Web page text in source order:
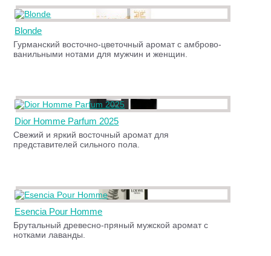
Blonde
Гурманский восточно-цветочный аромат с амброво-
ванильными нотами для мужчин и женщин.
Dior Homme Parfum 2025
Свежий и яркий восточный аромат для
представителей сильного пола.
Esencia Pour Homme
Брутальный древесно-пряный мужской аромат с
нотками лаванды.